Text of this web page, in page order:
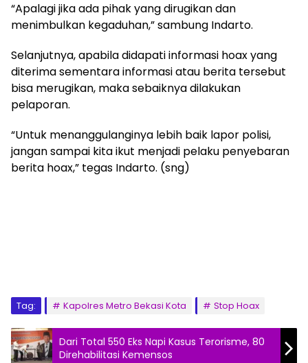
“Apalagi jika ada pihak yang dirugikan dan
menimbulkan kegaduhan,” sambung Indarto.
Selanjutnya, apabila didapati informasi hoax yang
diterima sementara informasi atau berita tersebut
bisa merugikan, maka sebaiknya dilakukan
pelaporan.
“Untuk menanggulanginya lebih baik lapor polisi,
jangan sampai kita ikut menjadi pelaku penyebaran
berita hoax,” tegas Indarto. (sng)
Tag: Kapolres Metro Bekasi Kota Stop Hoax
Dari Total 550 Eks Napi Kasus Terorisme, 80
Direhabilitasi Kemensos